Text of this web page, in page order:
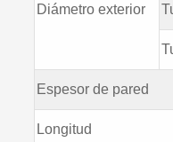
Diámetro exterior
Espesor de pared
Longitud